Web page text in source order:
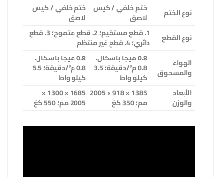
نوع الختم
ختم خلفي / كيس
لاصق
ختم خلفي / كيس
لاصق
نوع القطع
1. قطع مستقيم؛ 2. قطع متموج؛ 3. قطع
دائري؛ 4. قطع غير منتظم
الهواء
والمسحوق
0.8 ميجا باسكال،
0.8 م³/دقيقة؛ 3.5
كيلو واط
0.8 ميجا باسكال،
0.8 م³/دقيقة؛ 5.5
كيلو واط
الأبعاد
والوزن
1385 × 918 × 2005
مم؛ 350 كغ
1685 × 1300 ×
2005 مم؛ 550 كغ